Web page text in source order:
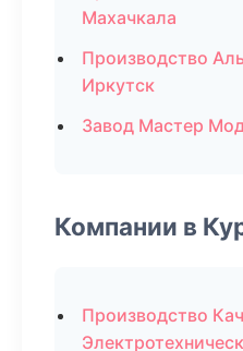
Махачкала
Производство
Иркутск
Завод Мастер
Компании в
Производство